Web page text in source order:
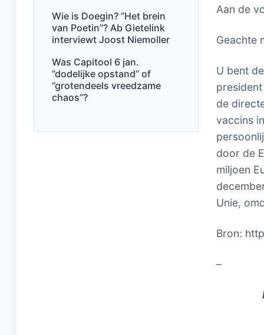
Wie is Doegin? ’’Het brein
van Poetin’’? Ab Gietelink
interviewt Joost Niemoller
Was Capitool 6 jan.
‘’dodelijke opstand’’ of
‘’grotendeels vreedzame
chaos’’?
Aan de
Geachte
U bent
de
vaccins
door de
miljoen
Unie,
Bron:
–